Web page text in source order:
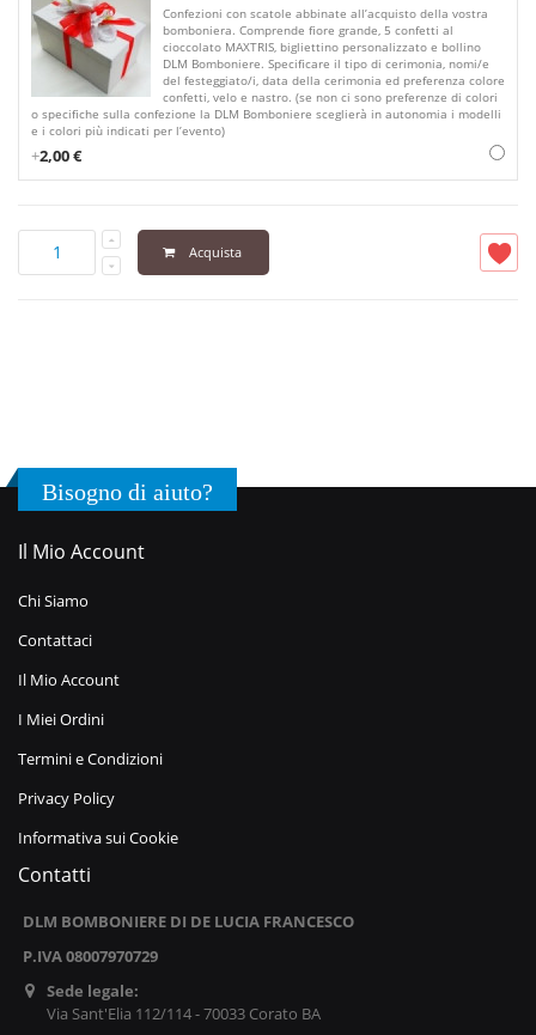
Confezioni con scatole abbinate all’acquisto della vostra
bomboniera. Comprende fiore grande, 5 confetti al
cioccolato MAXTRIS, bigliettino personalizzato e bollino
DLM Bomboniere. Specificare il tipo di cerimonia, nomi/e
del festeggiato/i, data della cerimonia ed preferenza colore
confetti, velo e nastro. (se non ci sono preferenze di colori
o specifiche sulla confezione la DLM Bomboniere sceglierà in autonomia i modelli
e i colori più indicati per l’evento)
+2,00 €
Acquista
Bisogno di aiuto?
Il Mio Account
Chi Siamo
Contattaci
Il Mio Account
I Miei Ordini
Termini e Condizioni
Privacy Policy
Informativa sui Cookie
Contatti
DLM BOMBONIERE DI DE LUCIA FRANCESCO
P.IVA 08007970729
Sede legale:
Via Sant'Elia 112/114 - 70033 Corato BA